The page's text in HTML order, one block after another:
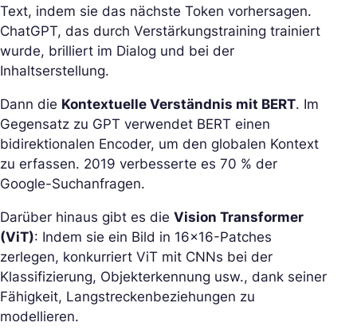
Text, indem sie das nächste Token vorhersagen.
ChatGPT, das durch Verstärkungstraining trainiert
wurde, brilliert im Dialog und bei der
Inhaltserstellung.
Dann die Kontextuelle Verständnis mit BERT. Im
Gegensatz zu GPT verwendet BERT einen
bidirektionalen Encoder, um den globalen Kontext
zu erfassen. 2019 verbesserte es 70 % der
Google-Suchanfragen.
Darüber hinaus gibt es die Vision Transformer
(ViT): Indem sie ein Bild in 16×16-Patches
zerlegen, konkurriert ViT mit CNNs bei der
Klassifizierung, Objekterkennung usw., dank seiner
Fähigkeit, Langstreckenbeziehungen zu
modellieren.